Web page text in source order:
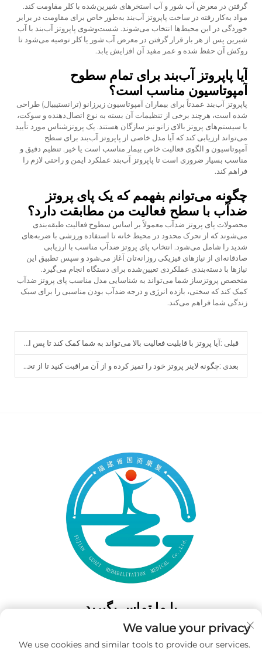
گرفتن در معرض آب شور و آب استخرهای شیرین‌شده با کلر مقاومت کند.
مواد به‌کار رفته در ساخت پاپروتز آب‌بند به‌طور خاص برای مقاومت در برابر
خوردگی در این محیط‌ها انتخاب می‌شوند. شست‌وشوی پاپروتز آب‌بند با آب
شیرین پس از هر بار قرار گرفتن در معرض آب شور یا کلر توصیه می‌شود تا
روکش آن حفظ شده و عمر مفید آن افزایش یابد.
آیا پاپروتز آب‌بند برای تمام سطوح
آمپوتاسیون مناسب است؟
پاپروتز آب‌بند عمدتاً برای بیماران آمپوتاسیون زیرزانو (ترانستیبیال) طراحی
شده است، هرچند برخی از تنظیمات آن بسته به نوع اتصال‌دهنده و سوکت،
با سیستم‌های پروتز بالای زانو نیز سازگان هستند. یک پروتزشناس مورد تأیید
می‌تواند ارزیابی کند که آیا مدل خاصی از پاپروتز آب‌بند برای سطح
آمپوتاسیون و الگوی فعالیت خاص بیمار مناسب است یا خیر. تنظیم دقیق و
مناسب بسیار ضروری است تا پاپروتز آب‌بند عملکرد ایمن و راحتی لازم را
فراهم کند.
چگونه می‌توانم بفهمم که یک پاى پروتز
ضدآب با سطح فعالیت من مطابقت دارد؟
محصولات پای پروتز ضدآب معمولاً بر اساس سطوح فعالیت طبقه‌بندی
می‌شوند که از تحرک محدود در محیط خانه تا استفاده ورزشی با ضربه‌های
شدید را شامل می‌شود. انتخاب پای پروتز ضدآب مناسب با ارزیابی
صادقانه‌ای از نیازهای فیزیکی روزانه‌تان آغاز می‌شود و سپس تطبیق این
نیازها با دسته‌بندی عملکردی تعیین‌شده برای دستگاه انجام می‌گیرد.
متخصص پروتزساز شما می‌تواند به شناسایی مدل مناسب پای پروتز ضدآب
کمک کند که سختی، بازده انرژی و درجه ضدآب بودن مناسبی را برای سبک
زندگی شما فراهم می‌کند.
قبلی :آیا پروتز با قابلیت فعالیت بالا می‌تواند به شما کمک کند تا پس از از دست دادن عضو، دوباره دویدن را کشف کنید؟
بعدی :چگونه لاینر پروتز خود را تمیز کرده و از آن مراقبت کنید تا از تحریک پوست جلوگیری شود؟
با ما تماس بگیرید
Add: 50 Gaofeng South Lane، West GateFuzhou، Fujian، چین
تلفن:+86-19859128239
We value your privacy
We use cookies and similar tools to provide our services.